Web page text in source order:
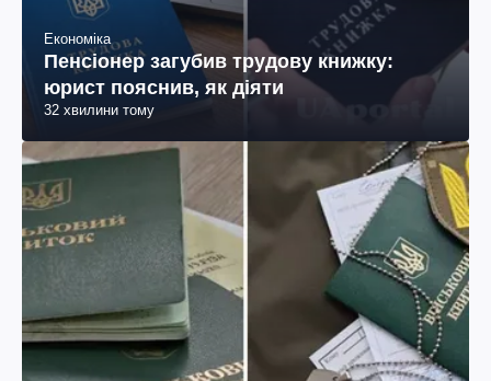
Економіка
Пенсіонер загубив трудову книжку:
юрист пояснив, як діяти
32 хвилини тому